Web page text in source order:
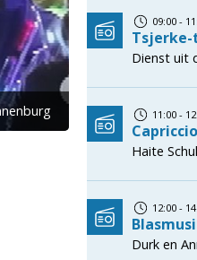
09:00 -
Dienst uit
11:00 -
Capriccio
Haite
12:00 -
Durk en